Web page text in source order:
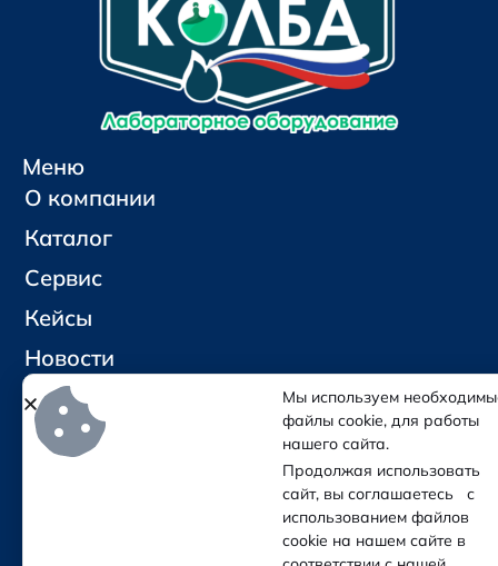
Меню
О компании
Каталог
Сервис
Кейсы
Новости
Контакты
Социальные сети и контакты
Мы используем
файлы cookie, для работы
нашего сайта.
Продолжая использовать
сайт, вы соглашаетесь с
использованием файлов
cookie на нашем сайте в